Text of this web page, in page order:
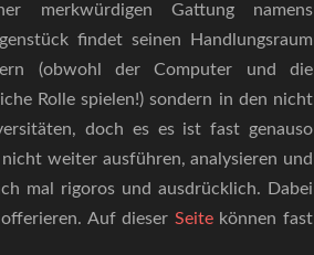
Gattung namens
findet seinen Handlungsraum
(obwohl der Computer und die
Rolle spielen!) sondern in den nicht
doch es es ist fast genauso
weiter ausführen, analysieren und
mal rigoros und ausdrücklich. Dabei
Auf dieser Seitekönnen fast